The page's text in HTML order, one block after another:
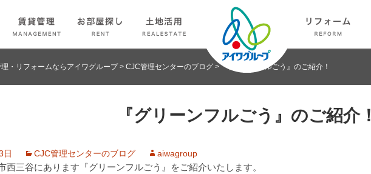
・リフォームならアイワグループ> CJC管理センターのブログ >『グリーンフルごう』のご紹介！
『グリーンフルごう』のご紹介！
日 CJC管理センターのブログ aiwagroup
西三谷にあります『グリーンフルごう』をご紹介いたします。